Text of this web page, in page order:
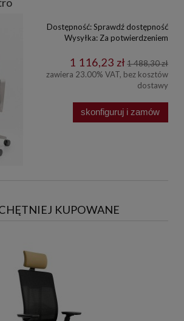
Dostępność:Sprawdź dostępność
Wysyłka: Za potwierdzeniem
1 116,23 zł 1 488,30 zł
zawiera 23.00% VAT, bez kosztów
dostawy
skonfiguruj i zamów
KUPOWANE